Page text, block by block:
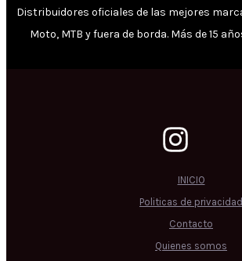
Distribuidores oficiales de las mejores
Moto, MTB y fuera de borda. Más de 15
INICIO
Politicas de privacidad
Contacto
Quienes somos